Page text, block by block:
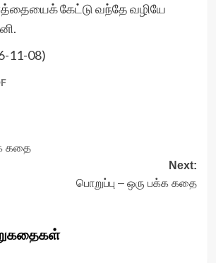
கேட்டு வந்தே வழியே
11-08)
கதை
Next:
பொறுப்பு – ஒரு பக்க கதை